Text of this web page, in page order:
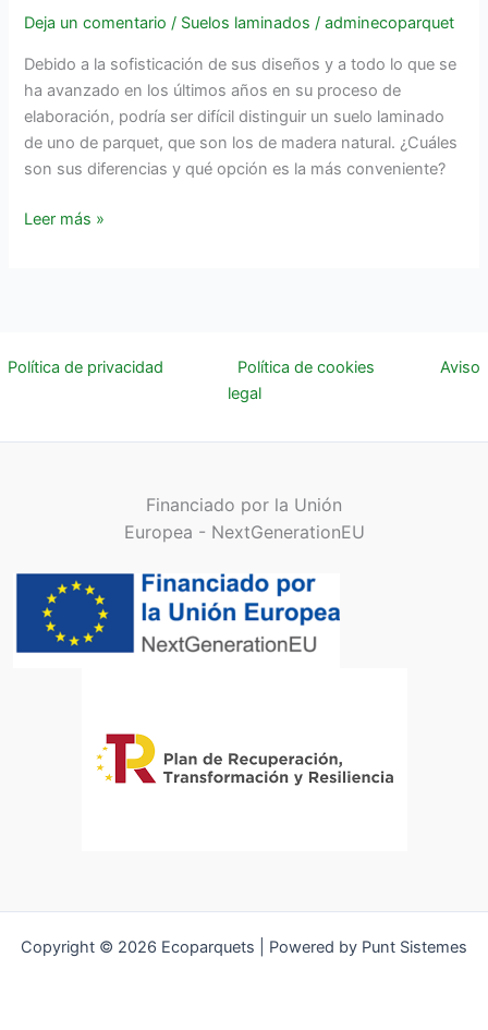
Deja un comentario / Suelos laminados /adminecoparquet
Debido a la sofisticación de sus diseños y a todo lo que se
ha avanzado en los últimos años en su proceso de
elaboración, podría ser difícil distinguir un suelo laminado
de uno de parquet, que son los de madera natural. ¿Cuáles
son sus diferencias y qué opción es la más conveniente?
Leer más »
Política de privacidad Política de cookies Aviso
legal
Financiado por la Unión
Europea - NextGenerationEU
Copyright © 2026 Ecoparquets | Powered by Punt Sistemes